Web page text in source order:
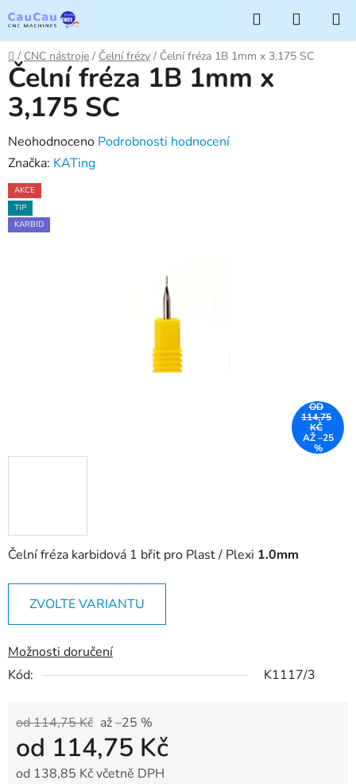
na
obsah
Hledat
KOŠÍK
Domů
/ CNC nástroje / Čelní frézy / Čelní fréza 1B 1mm x 3,175 SC
Čelní fréza karbidová 1 břit pro Plast / Plexi 1.0mm
ZVOLTE VARIANTU
Možnosti doručení
Kód:
K1117/3
od 114,75 Kč až –25 %
od 114,75 Kč
od 138,85 Kčvčetně DPH
Čelní fréza 1B 1mm x
3,175 SC
Průměrné
hodnocení
produktu
je
0,0
Neohodnoceno Podrobnosti hodnocení
Značka: KATing
AKCE
TIP
KARBID
OD
114,75
KČ
AŽ –25
%